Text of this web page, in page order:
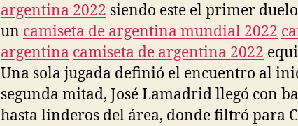
argentina 2022 siendo este el primer
un camiseta de argentina mundial 2022
argentina camiseta de argentina 2022
Una sola jugada definió el encuentro al
segunda mitad, José Lamadrid llegó con
hasta linderos del área, donde filtró para